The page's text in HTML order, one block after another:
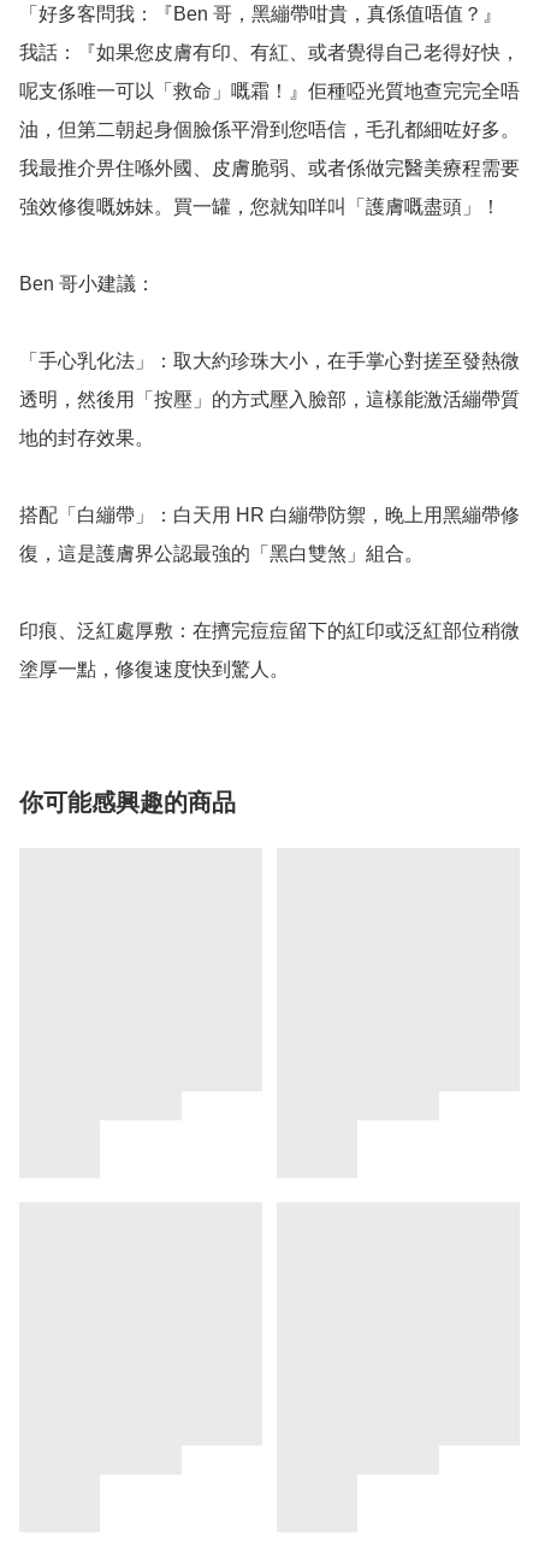
「好多客問我：『Ben 哥，黑繃帶咁貴，真係值唔值？』
我話：『如果您皮膚有印、有紅、或者覺得自己老得好快，
呢支係唯一可以「救命」嘅霜！』佢種啞光質地查完完全唔
油，但第二朝起身個臉係平滑到您唔信，毛孔都細咗好多。
我最推介畀住喺外國、皮膚脆弱、或者係做完醫美療程需要
強效修復嘅姊妹。買一罐，您就知咩叫「護膚嘅盡頭」！
Ben 哥小建議：
「手心乳化法」：取大約珍珠大小，在手掌心對搓至發熱微
透明，然後用「按壓」的方式壓入臉部，這樣能激活繃帶質
地的封存效果。
搭配「白繃帶」：白天用 HR 白繃帶防禦，晚上用黑繃帶修
復，這是護膚界公認最強的「黑白雙煞」組合。
印痕、泛紅處厚敷：在擠完痘痘留下的紅印或泛紅部位稍微
塗厚一點，修復速度快到驚人。
你可能感興趣的商品